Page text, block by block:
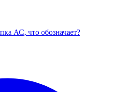
АС, что обозначает?